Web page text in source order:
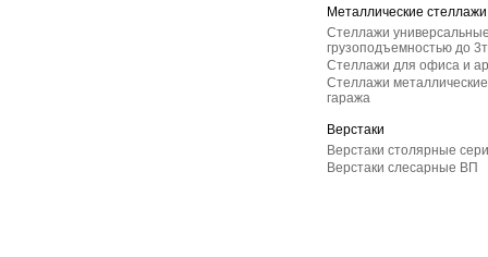
Металлические стеллажи
Стеллажи
грузоподъемностью до
Стеллажи для офиса и
Стеллажи
гаража
Верстаки
Верстаки столярные
Верстаки слесарные ВП